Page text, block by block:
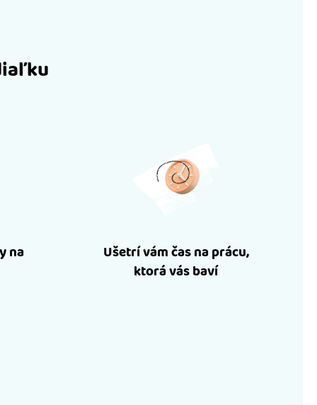
na
Ušetrí vám čas na prácu,
ktorá vás baví